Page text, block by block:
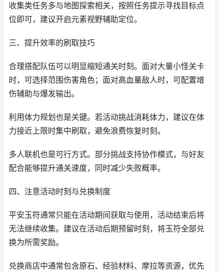
收集类任务多与地图探索相关，按照任务提示寻找目标点
位即可，建议开启元素视野辅助定位。
三、提升效率的刷取技巧
合理搭配队伍可以明显缩短通关时刻。面对大量小怪关卡
时，可选择范围伤害角色；面对高血量敌人时，可配置增
伤辅助与爆发输出。
利用体力规划也是关键。若活动挑战消耗体力，建议在体
力接近上限时集中刷取，避免浪费恢复时刻。
多人联机也是可行方式。部分挑战支持协作模式，与好友
配合能够提升通关速度，同时减少失败概率。
四、注意活动时刻与兑换制度
平安玉符通常只能在活动期间获取与使用，活动结束后将
无法继续收集。建议在活动后期预留时刻，将玉符全部兑
换为所需奖励。
兑换商店中通常包含原石、经验材料、摩拉等资源，优先